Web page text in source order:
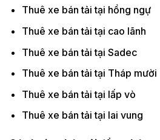
Thuê xe bán tải tại hồng ngự
Thuê xe bán tải tại cao lãnh
Thuê xe bán tải tại Sadec
Thuê xe bán tải tại Tháp mười
Thuê xe bán tải tại lấp vò
Thuê xe bán tải tại lai vung